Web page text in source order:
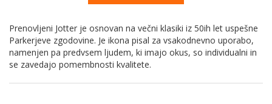
Prenovljeni Jotter je osnovan na večni klasiki iz 50ih let uspešne
Parkerjeve zgodovine. Je ikona pisal za vsakodnevno uporabo,
namenjen pa predvsem ljudem, ki imajo okus, so individualni in
se zavedajo pomembnosti kvalitete.